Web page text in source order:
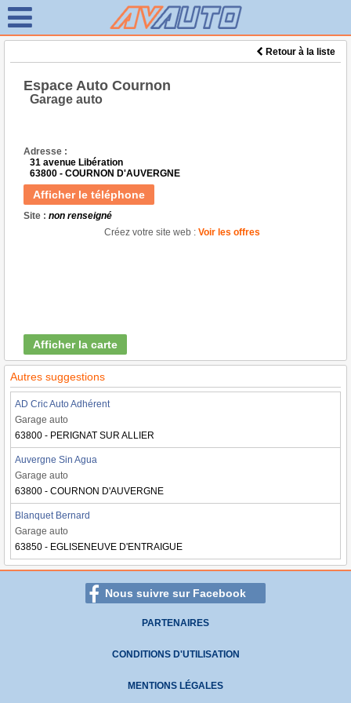
Retour à la liste
Espace Auto Cournon
Garage auto
Adresse :
31 avenue Libération
63800 - COURNON D'AUVERGNE
Afficher le téléphone
Site : non renseigné
Créez votre site web : Voir les offres
Afficher la carte
Autres suggestions
AD Cric Auto Adhérent
Garage auto
63800 - PERIGNAT SUR ALLIER
Auvergne Sin Agua
Garage auto
63800 - COURNON D'AUVERGNE
Blanquet Bernard
Garage auto
63850 - EGLISENEUVE D'ENTRAIGUE
Nous suivre sur Facebook
PARTENAIRES
CONDITIONS D'UTILISATION
MENTIONS LÉGALES